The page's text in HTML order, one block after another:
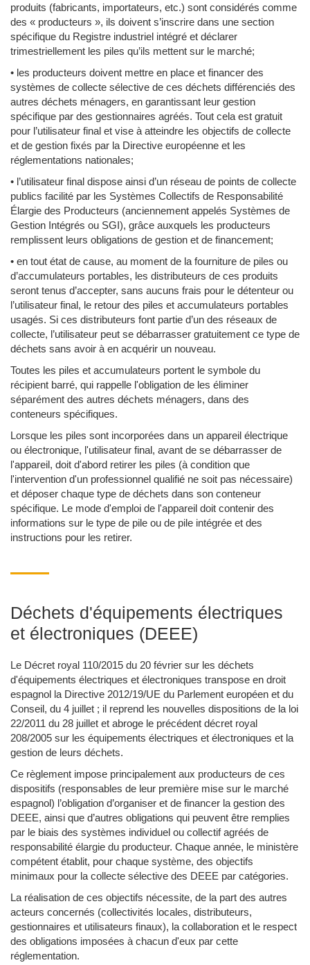
produits (fabricants, importateurs, etc.) sont considérés comme
des « producteurs », ils doivent s’inscrire dans une section
spécifique du Registre industriel intégré et déclarer
trimestriellement les piles qu’ils mettent sur le marché;
• les producteurs doivent mettre en place et financer des
systèmes de collecte sélective de ces déchets différenciés des
autres déchets ménagers, en garantissant leur gestion
spécifique par des gestionnaires agréés. Tout cela est gratuit
pour l’utilisateur final et vise à atteindre les objectifs de collecte
et de gestion fixés par la Directive européenne et les
réglementations nationales;
• l’utilisateur final dispose ainsi d’un réseau de points de collecte
publics facilité par les Systèmes Collectifs de Responsabilité
Élargie des Producteurs (anciennement appelés Systèmes de
Gestion Intégrés ou SGI), grâce auxquels les producteurs
remplissent leurs obligations de gestion et de financement;
• en tout état de cause, au moment de la fourniture de piles ou
d’accumulateurs portables, les distributeurs de ces produits
seront tenus d’accepter, sans aucuns frais pour le détenteur ou
l’utilisateur final, le retour des piles et accumulateurs portables
usagés. Si ces distributeurs font partie d’un des réseaux de
collecte, l’utilisateur peut se débarrasser gratuitement ce type de
déchets sans avoir à en acquérir un nouveau.
Toutes les piles et accumulateurs portent le symbole du
récipient barré, qui rappelle l'obligation de les éliminer
séparément des autres déchets ménagers, dans des
conteneurs spécifiques.
Lorsque les piles sont incorporées dans un appareil électrique
ou électronique, l'utilisateur final, avant de se débarrasser de
l'appareil, doit d'abord retirer les piles (à condition que
l'intervention d'un professionnel qualifié ne soit pas nécessaire)
et déposer chaque type de déchets dans son conteneur
spécifique. Le mode d'emploi de l'appareil doit contenir des
informations sur le type de pile ou de pile intégrée et des
instructions pour les retirer.
Déchets d'équipements électriques
et électroniques (DEEE)
Le Décret royal 110/2015 du 20 février sur les déchets
d'équipements électriques et électroniques transpose en droit
espagnol la Directive 2012/19/UE du Parlement européen et du
Conseil, du 4 juillet ; il reprend les nouvelles dispositions de la loi
22/2011 du 28 juillet et abroge le précédent décret royal
208/2005 sur les équipements électriques et électroniques et la
gestion de leurs déchets.
Ce règlement impose principalement aux producteurs de ces
dispositifs (responsables de leur première mise sur le marché
espagnol) l’obligation d’organiser et de financer la gestion des
DEEE, ainsi que d’autres obligations qui peuvent être remplies
par le biais des systèmes individuel ou collectif agréés de
responsabilité élargie du producteur. Chaque année, le ministère
compétent établit, pour chaque système, des objectifs
minimaux pour la collecte sélective des DEEE par catégories.
La réalisation de ces objectifs nécessite, de la part des autres
acteurs concernés (collectivités locales, distributeurs,
gestionnaires et utilisateurs finaux), la collaboration et le respect
des obligations imposées à chacun d'eux par cette
réglementation.